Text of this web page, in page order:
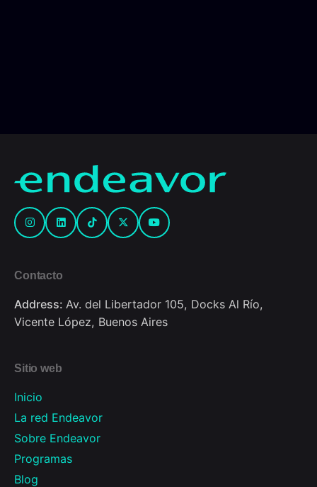
Contacto
Address: Av. del Libertador 105, Docks Al Río,
Vicente López, Buenos Aires
Sitio web
Inicio
La red Endeavor
Sobre Endeavor
Programas
Blog